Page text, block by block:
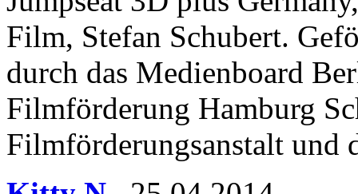
Film, Stefan Schubert.
durch das Medienboard
Filmförderung Hamburg
Filmförderungsanstalt und